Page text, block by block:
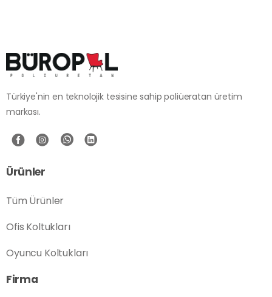
Türkiye'nin en teknolojik tesisine sahip poliüeratan üretim
markası.
Ürünler
Tüm Ürünler
Ofis Koltukları
Oyuncu Koltukları
Firma